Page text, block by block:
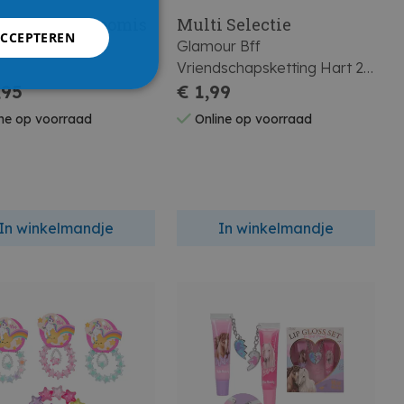
the minimoomis
op voorraad
In winkelmandje
Multi Selectie
Glamour Bff
Vriendschapsketting Hart 2-
delig Roze
€ 1,99
Online op voorraad
In winkelmandje